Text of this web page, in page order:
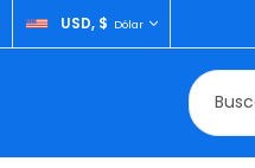
USD, $ Dólar